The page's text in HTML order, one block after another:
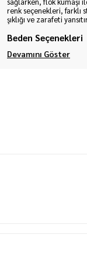
renk seçenekleri, farklı
şıklığı ve zarafeti
Beden Seçenekleri
Devamını Göster